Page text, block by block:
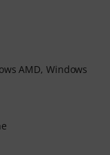
AMD, Windows